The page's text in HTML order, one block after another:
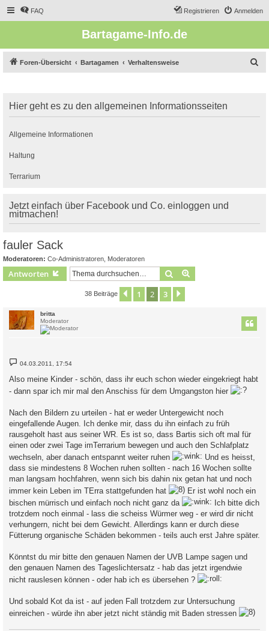
FAQ Anmelden
Registrieren
Bartagame-Info.de
Foren-Übersicht Bartagamen Verhaltensweise
e
Hier geht es zu den allgemeinen Informationsseiten
Allgemeine Informationen
Haltung
Terrarium
Jetzt einfach über Facebook und Co. einloggen und
mitmachen!
fauler Sack
Moderatoren: Co-Administratoren Moderatoren
Antworten Suche
38 Beiträge Vorherige
1 2 3
britta
Moderator
B
e
t
r
04.03.2011, 17:54
Also meine Kinder - schön, dass ihr euch schon wieder eingekriegt habt
- dann spar ich mir mal den Anschiss für dem Umgangston hier
Nach den Bildern zu urteilen - hat er weder Untergewicht noch
eingefallende Augen. Ich denke mir, dass du ihn einfach zu früh
rausgeholt hast aus seiner WR. Es ist so, dass Bartis sich oft mal für
einen oder zwei Tage imTerrarium bewegen und auch den Schlafplatz
wechseln, aber danach entspannt weiter ruhen
Und es heisst,
dass sie mindestens 8 Wochen ruhen sollten - nach 16 Wochen sollte
man langsam hochfahren, wenn sich bis dahin nix getan hat und noch
immer kein Leben im TErra stattgefunden hat
Er ist wohl noch ein
bischen mürrisch und einfach noch nicht ganz da
Ich bitte dich
trotzdem noch einmal - lass die scheiss Würmer weg - er wird dir nicht
verhungern, nicht bei dem Gewicht. Allerdings kann er durch diese
Fütterung organische Schäden bekommen - teils auch erst Jahre später.
Könntst du mir bitte den genauen Namen der UVB Lampe sagen und
den genauen Namen des Tageslichtersatz - hab das jetzt irgendwie
nicht rauslesen können - oder hab ich es übersehen ?
Und sobald Kot da ist - auf jeden Fall trotzdem zur Untersuchung
einreichen - würde ihn aber jetzt nicht ständig mit Baden stressen